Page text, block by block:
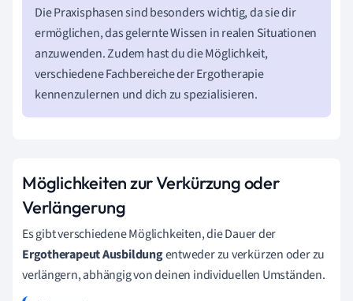
Die Praxisphasen sind besonders wichtig, da sie dir
ermöglichen, das gelernte Wissen in realen Situationen
anzuwenden. Zudem hast du die Möglichkeit,
verschiedene Fachbereiche der Ergotherapie
kennenzulernen und dich zu spezialisieren.
Möglichkeiten zur Verkürzung oder
Verlängerung
Es gibt verschiedene Möglichkeiten, die Dauer der
Ergotherapeut Ausbildungentweder zu verkürzen oder zu
verlängern, abhängig von deinen individuellen Umständen.